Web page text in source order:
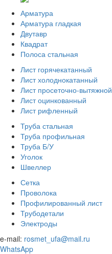
Арматура
Арматура гладкая
Двутавр
Квадрат
Полоса стальная
Лист горячекатанный
Лист холоднокатанный
Лист просеточно-вытяжной
Лист оцинкованный
Лист рифленный
Труба стальная
Труба профильная
Труба Б/У
Уголок
Швеллер
Сетка
Проволока
Профилированный лист
Трубодетали
Электроды
e-mail: rosmet_ufa@mail.ru
WhatsApp